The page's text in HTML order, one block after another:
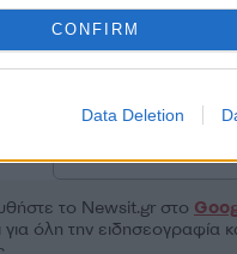
CONFIRM
Data Deletion
από reCAPTCHA,
Τοπικά
ΑΣΗΜΙΝΑ ΙΓΓΛΕΖΟΥ
το Νewsit.gr στο
όλη την ειδησεογραφία